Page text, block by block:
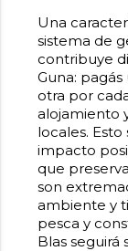
Una
sistema de
contribuye
Guna:
otra por
alojamiento
locales.
impacto
que
son
ambiente y
pesca y
Blas seguirá